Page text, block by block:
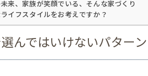
来、家族が笑顔でいる、そんな家づくり
イフスタイルをお考えですか？
んではいけないパターン